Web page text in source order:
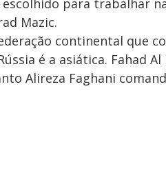
para trabalhar
Mazic.
continental que
é a asiática. Fahad
Alireza Faghani